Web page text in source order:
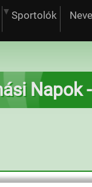
Sportolók
Napok